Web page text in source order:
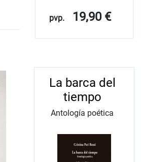
pvp. 19,90 €
La barca del
tiempo
Antología poética